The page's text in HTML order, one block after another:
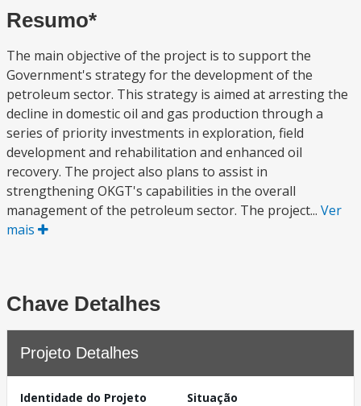
Resumo*
The main objective of the project is to support the
Government's strategy for the development of the
petroleum sector. This strategy is aimed at arresting the
decline in domestic oil and gas production through a
series of priority investments in exploration, field
development and rehabilitation and enhanced oil
recovery. The project also plans to assist in
strengthening OKGT's capabilities in the overall
management of the petroleum sector. The project... Ver
mais
Chave Detalhes
Projeto Detalhes
Identidade do Projeto
Situação